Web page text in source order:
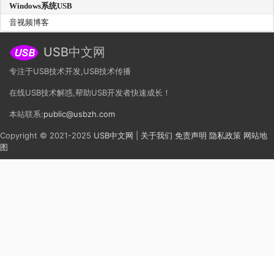
Windows系统USB
音视频博客
USB中文网
专注于USB技术开发,USB技术传播
在线USB技术解惑,帮助USB开发者快速成长！
本站联系:public@usbzh.com
Copyright © 2021-2025 USB中文网 关于我们 免责声明 隐私政策 网站地
图